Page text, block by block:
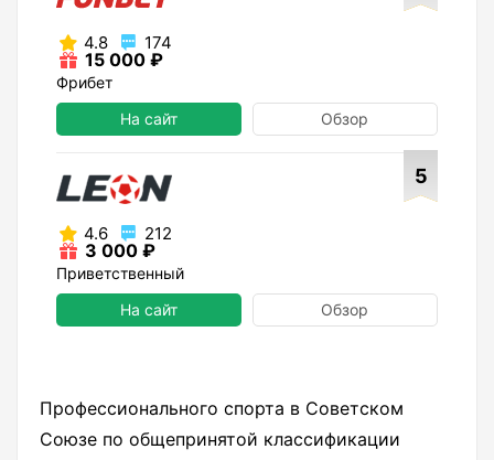
4.8 174
15 000 ₽
Фрибет
На сайт
Обзор
5
4.6 212
3 000 ₽
Приветственный
На сайт
Обзор
Профессионального спорта в Советском
Союзе по общепринятой классификации